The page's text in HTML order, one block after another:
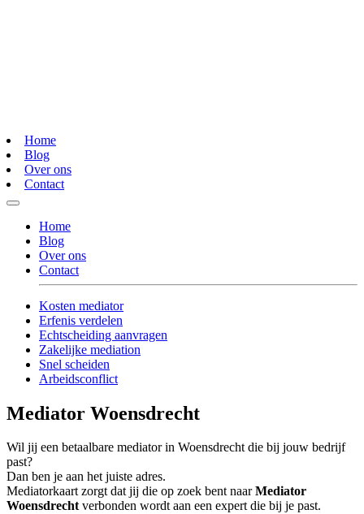
Home
Blog
Over ons
Contact
Home
Blog
Over ons
Contact
Kosten mediator
Erfenis verdelen
Echtscheiding aanvragen
Zakelijke mediation
Snel scheiden
Arbeidsconflict
Mediator Woensdrecht
Wil jij een betaalbare mediator in Woensdrecht die bij jouw bedrijf
past?
Dan ben je aan het juiste adres.
Mediatorkaart zorgt dat jij die op zoek bent naarMediator
Woensdrechtverbonden wordt aan een expert die bij je past.